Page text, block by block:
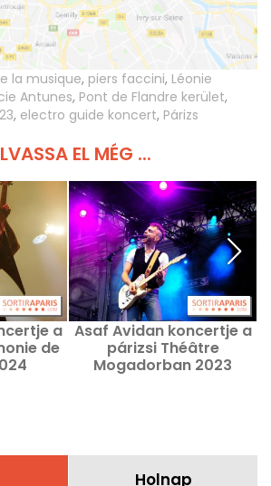
la musique, piers faccini, Léonie
Antunes, Pont de Flandre kerület,
, electro guide koncert, Párizs
EL MÉG ...
a
de
Asaf Avidan koncertje a
párizsi Théâtre
Mogadorban 2023
Holnap